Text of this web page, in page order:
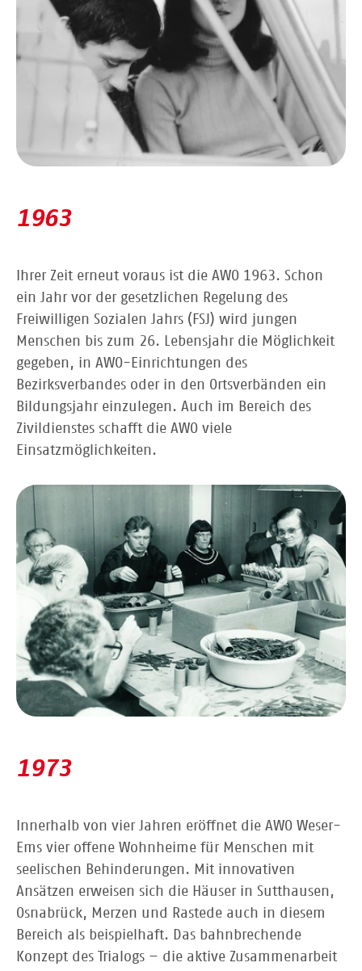
1963
Ihrer Zeit erneut voraus ist die AWO 1963. Schon
ein Jahr vor der gesetzlichen Regelung des
Freiwilligen Sozialen Jahrs (FSJ) wird jungen
Menschen bis zum 26. Lebensjahr die Möglichkeit
gegeben, in AWO-Einrichtungen des
Bezirksverbandes oder in den Ortsverbänden ein
Bildungsjahr einzulegen. Auch im Bereich des
Zivildienstes schafft die AWO viele
Einsatzmöglichkeiten.
1973
Innerhalb von vier Jahren eröffnet die AWO Weser-
Ems vier offene Wohnheime für Menschen mit
seelischen Behinderungen. Mit innovativen
Ansätzen erweisen sich die Häuser in Sutthausen,
Osnabrück, Merzen und Rastede auch in diesem
Bereich als beispielhaft. Das bahnbrechende
Konzept des Trialogs – die aktive Zusammenarbeit